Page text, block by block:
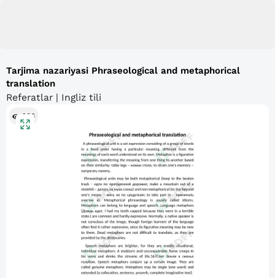
Tarjima nazariyasi Phraseological and metaphorical
translation
Referatlar | Ingliz tili
206